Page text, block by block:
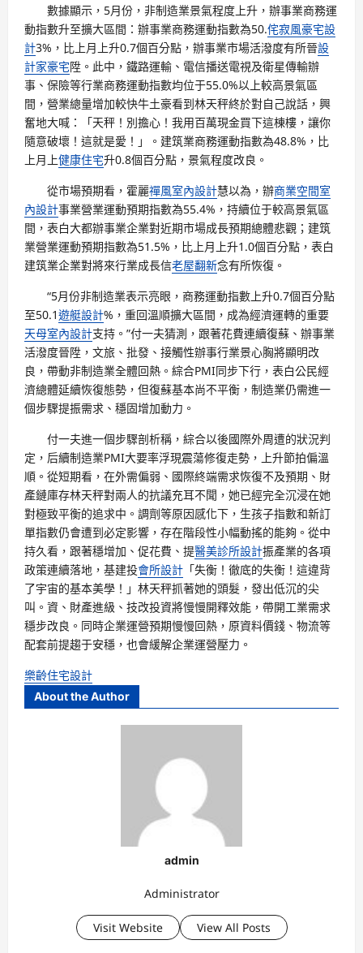
數據顯示，5月份，非制造業景氣程度上升，辦事業商務運
動指數升至擴大區間：辦事業商務運動指數為50.侘寂風豪宅設
計3%，比上月上升0.7個百分點，辦事業市場活潑度有所晉設
計家豪宅陞。此中，鐵路運輸、電信播送電視及衛星傳輸辦
事、保險等行業商務運動指數均位于55.0%以上較高景氣區
間，營業總量增加較快牛土豪看到林天秤終於對自己說話，興
奮地大喊：「天秤！別擔心！我用百萬現金買下這棟樓，讓你
隨意破壞！這就是愛！」。建筑業商務運動指數為48.8%，比
上月上健康住宅升0.8個百分點，景氣程度改良。
從市場預期看，霍麗禪風室內設計慧以為，辦商業空間室
內設計事業營業運動預期指數為55.4%，持續位于較高景氣區
間，表白大都辦事業企業對近期市場成長預期總體悲觀；建筑
業營業運動預期指數為51.5%，比上月上升1.0個百分點，表白
建筑業企業對將來行業成長信老屋翻新念有所恢復。
“5月份非制造業表示亮眼，商務運動指數上升0.7個百分點
至50.1遊艇設計%，重回溫順擴大區間，成為經濟運轉的重要
天母室內設計支持。”付一夫猜測，跟著花費連續復蘇、辦事業
活潑度晉陞，文旅、批發、接觸性辦事行業景心胸將顯明改
良，帶動非制造業全體回熱。綜合PMI同步下行，表白公民經
濟總體延續恢復態勢，但復蘇基本尚不平衡，制造業仍需進一
個步驟提振需求、穩固增加動力。
付一夫進一個步驟剖析稱，綜合以後國際外周遭的狀況判
定，后續制造業PMI大要率浮現震蕩修復走勢，上升節拍偏溫
順。從短期看，在外需偏弱、國際終端需求恢復不及預期、財
產鏈庫存林天秤對兩人的抗議充耳不聞，她已經完全沉浸在她
對極致平衡的追求中。調劑等原因感化下，生孩子指數和新訂
單指數仍會遭到必定影響，存在階段性小幅動搖的能夠。從中
持久看，跟著穩增加、促花費、提醫美診所設計振產業的各項
政策連續落地，基建投會所設計 「失衡！徹底的失衡！這違背
了宇宙的基本美學！」林天秤抓著她的頭髮，發出低沉的尖
叫。資、財產進級、技改投資將慢慢開釋效能，帶開工業需求
穩步改良。同時企業運營預期慢慢回熱，原資料價錢、物流等
配套前提趨于安穩，也會緩解企業運營壓力。
樂齡住宅設計
About the Author
admin
Administrator
Visit Website View All Posts